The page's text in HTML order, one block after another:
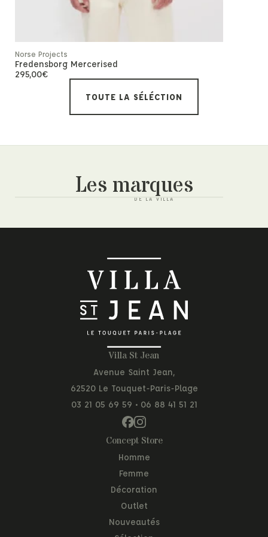
Norse Projects
Fredensborg Mercerised
295,00€
TOUTE LA SÉLÉCTION
Les marques
Villa St Jean
Avenue Saint Jean,
62520 Le Touquet-Paris-Plage
03 21 05 69 59 • 06 88 41 51 21
Concept Store
Homme
Femme
Décoration
Outlet
Nouveautés